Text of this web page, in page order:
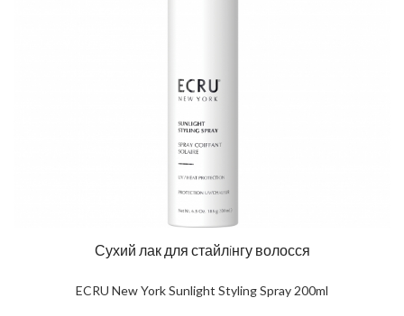
Сухий лак для стайлiнгу волосся
ECRU New York Sunlight Styling Spray 200ml